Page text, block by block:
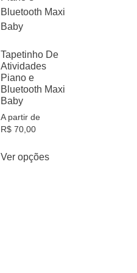
Tapetinho De
Atividades
Piano e
Bluetooth Maxi
Baby
A partir de
R$ 70,00
Ver opções